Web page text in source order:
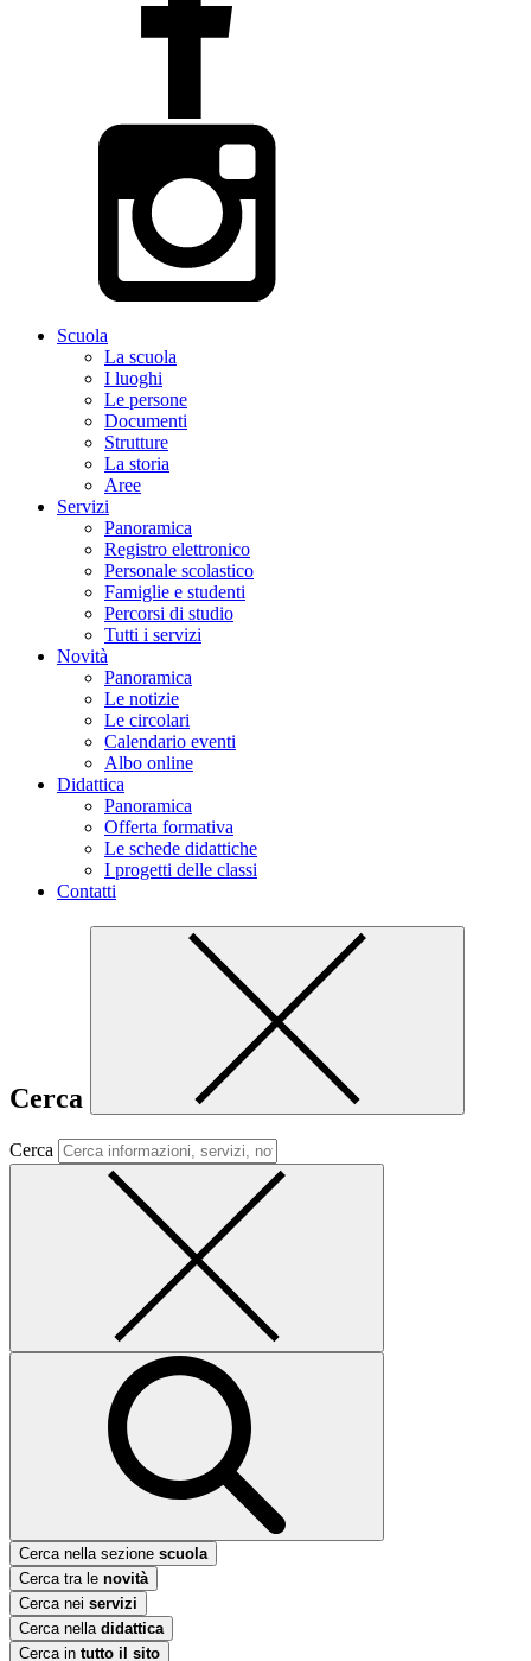
Scuola
La scuola
I luoghi
Le persone
Documenti
Strutture
La storia
Aree
Servizi
Panoramica
Registro elettronico
Personale scolastico
Famiglie e studenti
Percorsi di studio
Tutti i servizi
Novità
Panoramica
Le notizie
Le circolari
Calendario eventi
Albo online
Didattica
Panoramica
Offerta formativa
Le schede didattiche
I progetti delle classi
Contatti
Cerca
Cerca
Cerca nella sezione scuola
Cerca tra le novità
Cerca nei servizi
Cerca nella didattica
Cerca in tutto il sito